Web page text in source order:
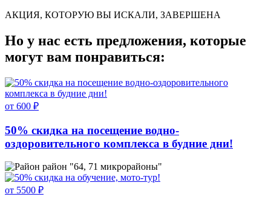
АКЦИЯ, КОТОРУЮ ВЫ ИСКАЛИ, ЗАВЕРШЕНА
Но у нас есть предложения, которые
могут вам понравиться:
от 600 ₽
50% скидка на посещение водно-
оздоровительного комплекса в будние дни!
район "64, 71 микрорайоны"
от 5500 ₽